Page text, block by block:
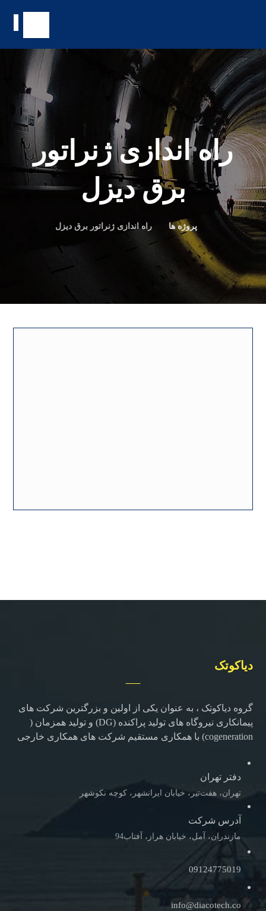
راه اندازی ژنراتور
برق دیزل
پروژه ها راه اندازی ژنراتور برق دیزل
دیاکوتک
گروه دیاکوتک ، به عنوان یکی از اولین و بزرگترین شرکت های
پیمانکاری نیروگاه های تولید پراکنده (DG) و تولید همزمان (
cogeneration) با همکاری مستقیم شرکت های همکاری خارجی
دفتر تهران
تهران، هفت‌تیر، خیابان ایرانشهر، کوچه نکوشهر
آدرس شرکت
مازندران، آمل، خیابان هراز، آفتاب94
09124775019
info@diacotech.co